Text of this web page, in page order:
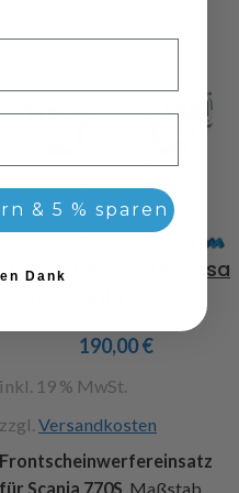
Frontscheinwerfereinsa
190,00€
inkl. 19 % MwSt.
zzgl. Versandkosten
Frontscheinwerfereinsatz
für Scania 770S , Maßstab
& 5 % sparen
Dank